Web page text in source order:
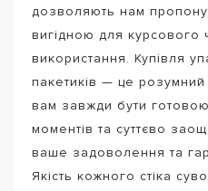
дозволяють нам
вигідною для курсового
використання. Купівля
пакетиків — це
вам завжди бути
моментів та суттєво
ваше задоволення та
Якість кожного стіка